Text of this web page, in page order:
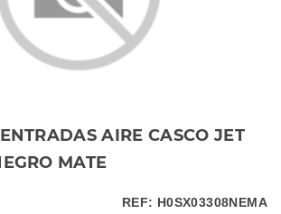
AIRE CASCO JET
MATE
REF: H0SX03308NEMA